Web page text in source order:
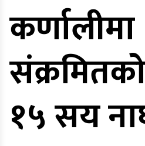
कर्णालीमा
१५ सय